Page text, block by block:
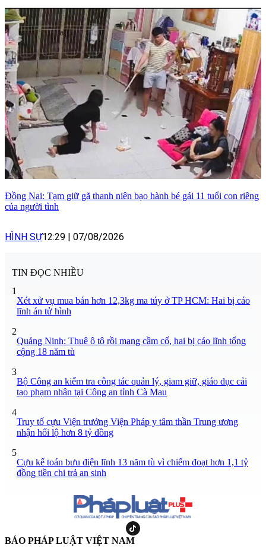
Đồng Nai: Tạm giữ gã thanh niên bạo hành bé gái 11 tuổi con riêng
của người tình
HÌNH SỰ12:29 | 07/08/2026
TIN ĐỌC NHIỀU
1
Xét xử vụ mua bán hơn 12,3kg ma túy ở TP HCM: Hai bị cáo
lĩnh án tử hình
2
Quảng Ninh: Thuê ô tô rồi mang cầm cố, hai bị cáo lĩnh tổng
cộng 18 năm tù
3
Bộ Công an kiểm tra công tác quản lý, giam giữ, giáo dục cải
tạo phạm nhân tại Công an tỉnh Cà Mau
4
Truy tố cựu Viện trưởng Viện Pháp y tâm thần Trung ương
nhận hối lộ hơn 8 tỷ đồng
5
Cựu kế toán bưu điện lĩnh 13 năm tù vì chiếm đoạt hơn 1,1 tỷ
đồng tiền chi trả an sinh
BÁO PHÁP LUẬT VIỆT NAM